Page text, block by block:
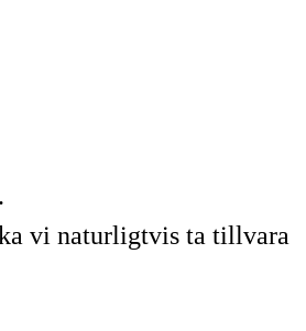
vi naturligtvis ta tillvara